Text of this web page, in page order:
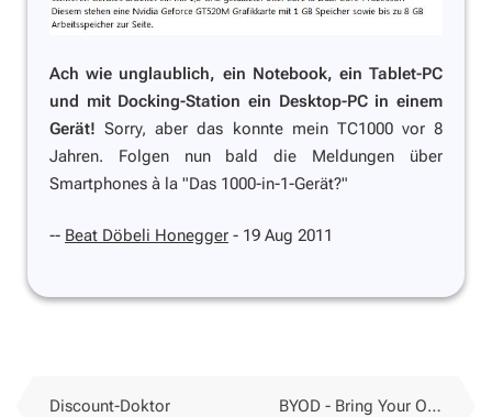
Ach wie unglaublich, ein Notebook, ein Tablet-PC
und mit Docking-Station ein Desktop-PC in einem
Gerät! Sorry, aber das konnte mein TC1000 vor 8
Jahren. Folgen nun bald die Meldungen über
Smartphones à la "Das 1000-in-1-Gerät?"
-- Beat Döbeli Honegger - 19 Aug 2011
Discount-Doktor BYOD - Bring Your Own Diskussionsthema